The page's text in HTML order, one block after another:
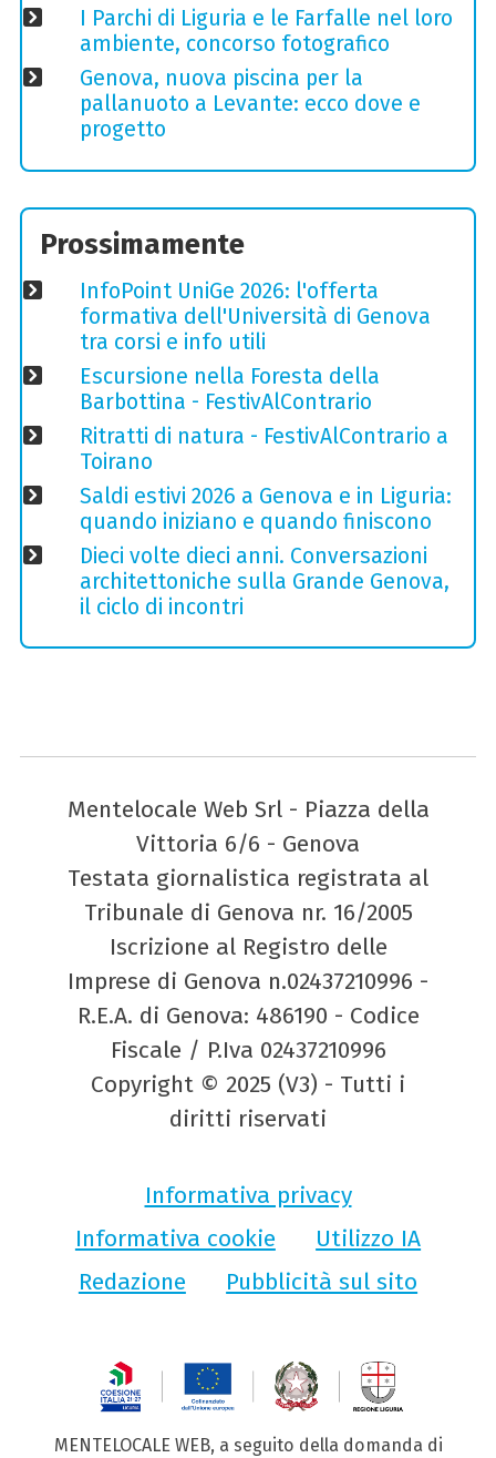
I Parchi di Liguria e le Farfalle nel loro
ambiente, concorso fotografico
Genova, nuova piscina per la
pallanuoto a Levante: ecco dove e
progetto
Prossimamente
InfoPoint UniGe 2026: l'offerta
formativa dell'Università di Genova
tra corsi e info utili
Escursione nella Foresta della
Barbottina - FestivAlContrario
Ritratti di natura - FestivAlContrario a
Toirano
Saldi estivi 2026 a Genova e in Liguria:
quando iniziano e quando finiscono
Dieci volte dieci anni. Conversazioni
architettoniche sulla Grande Genova,
il ciclo di incontri
Mentelocale Web Srl - Piazza della
Vittoria 6/6 - Genova
Testata giornalistica registrata al
Tribunale di Genova nr. 16/2005
Iscrizione al Registro delle
Imprese di Genova n.02437210996 -
R.E.A. di Genova: 486190 - Codice
Fiscale / P.Iva 02437210996
Copyright © 2025 (V3) - Tutti i
diritti riservati
Informativa privacy
Informativa cookie
Utilizzo IA
Redazione
Pubblicità sul sito
MENTELOCALE WEB, a seguito della domanda di